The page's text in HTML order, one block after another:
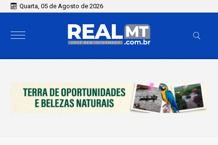
Quarta, 05 de Agosto de 2026